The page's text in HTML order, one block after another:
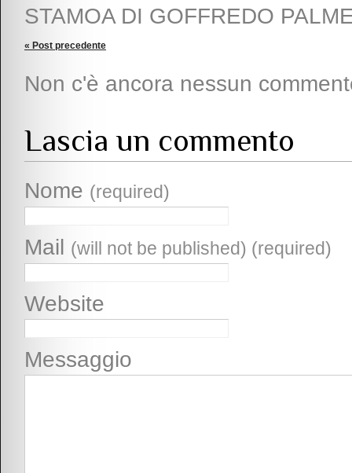
STAMOA DI GOFFREDO
« Post precedente
Non c'è ancora nessun
Lascia un commento
Nome (required)
Mail (will not be published) (required)
Website
Messaggio